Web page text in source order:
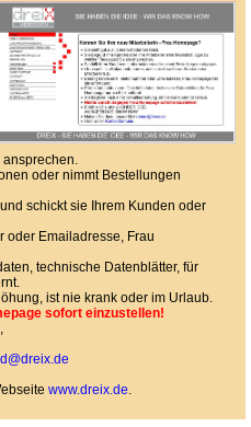
ansprechen.
oder nimmt Bestellungen
schickt sie Ihrem Kunden oder
oder Emailadresse, Frau
technische Datenblätter, für
ist nie krank oder im Urlaub.
sofort einzustellen!
www.dreix.de.